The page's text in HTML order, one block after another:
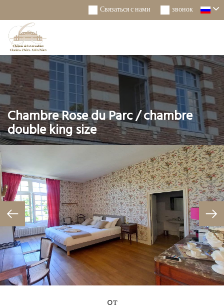
звонок
Связаться с нами
Chambre Rose du Parc / chambre
double king size
20210612_110423 2